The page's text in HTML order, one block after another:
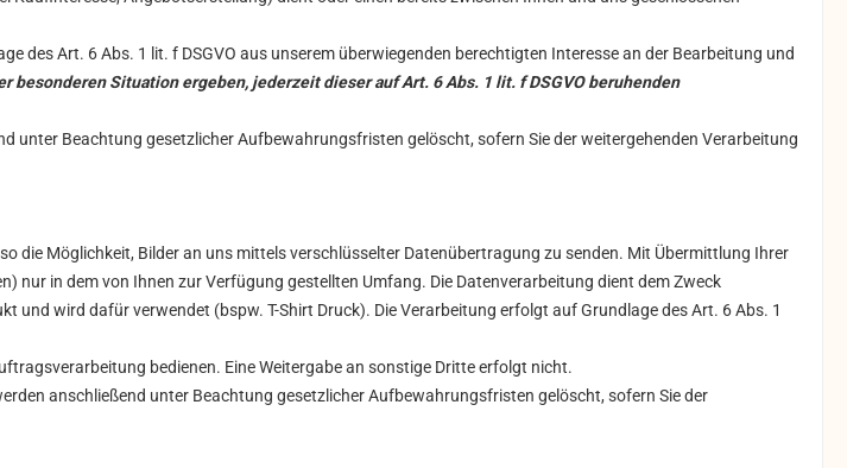
Art. 6 Abs. 1 lit. f DSGVO aus unserem überwiegenden berechtigten Interesse an der Bearbeitung und
besonderen Situation ergeben, jederzeit dieser auf Art. 6 Abs. 1 lit. f DSGVO beruhenden
unter Beachtung gesetzlicher Aufbewahrungsfristen gelöscht, sofern Sie der weitergehenden Verarbeitung
die Möglichkeit, Bilder an uns mittels verschlüsselter Datenübertragung zu senden. Mit Übermittlung Ihrer
nur in dem von Ihnen zur Verfügung gestellten Umfang. Die Datenverarbeitung dient dem Zweck
wird dafür verwendet (bspw. T-Shirt Druck). Die Verarbeitung erfolgt auf Grundlage des Art. 6 Abs. 1
bedienen. Eine Weitergabe an sonstige Dritte erfolgt nicht.
anschließend unter Beachtung gesetzlicher Aufbewahrungsfristen gelöscht, sofern Sie der